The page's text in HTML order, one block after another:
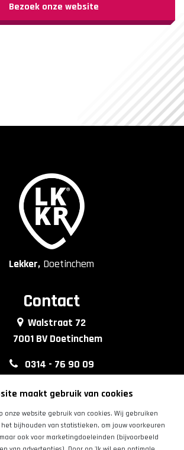
Bezoek onze website
Lekker, Doetinchem
Contact
Walstraat 72
7001 BV Doetinchem
0314 - 76 90 09
info@lkkrdoetinchem.nl
Volg ons
maakt gebruik van cookies
onze website gebruik van cookies. Wij gebruiken
het bijhouden van statistieken, om jouw voorkeuren
ook voor marketingdoeleinden (bijvoorbeeld